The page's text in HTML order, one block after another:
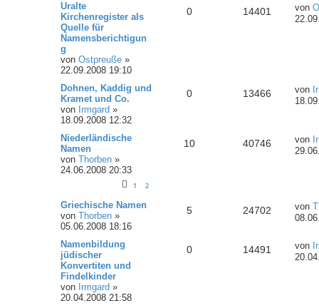
Uralte
Kirchenregister als
Quelle für
Namensberichtigun
g
von Ostpreuße »
22.09.2008 19:10
0 14401 von
Dohnen, Kaddig und
Kramet und Co.
von Irmgard »
18.09.2008 12:32
0 13466 von
Niederländische
Namen
von Thorben »
24.06.2008 20:33
1 2
10 40746 von
Griechische Namen
von Thorben »
05.06.2008 18:16
5 24702 von
Namenbildung
jüdischer
Konvertiten und
Findelkinder
von Irmgard »
20.04.2008 21:58
0 14491 von